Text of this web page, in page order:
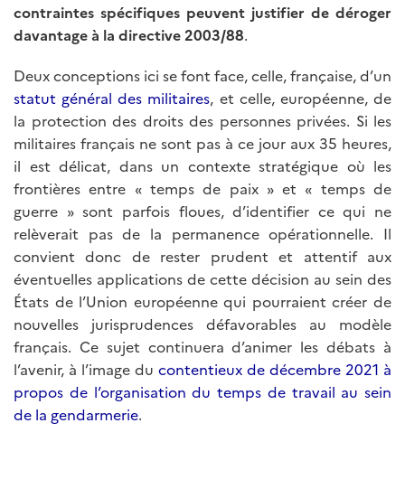
contraintes spécifiques peuvent justifier de déroger
davantage à la directive 2003/88.
Deux conceptions ici se font face, celle, française, d’un
statut général des militaires, et celle, européenne, de
la protection des droits des personnes privées. Si les
militaires français ne sont pas à ce jour aux 35 heures,
il est délicat, dans un contexte stratégique où les
frontières entre « temps de paix » et « temps de
guerre » sont parfois floues, d’identifier ce qui ne
relèverait pas de la permanence opérationnelle. Il
convient donc de rester prudent et attentif aux
éventuelles applications de cette décision au sein des
États de l’Union européenne qui pourraient créer de
nouvelles jurisprudences défavorables au modèle
français. Ce sujet continuera d’animer les débats à
l’avenir, à l’image du contentieux de décembre 2021 à
propos de l’organisation du temps de travail au sein
de la gendarmerie.